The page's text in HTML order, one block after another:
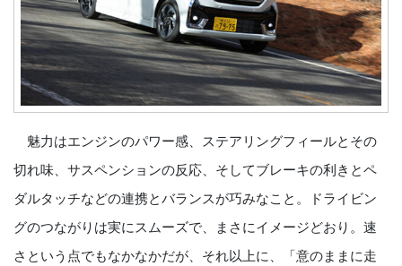
魅力はエンジンのパワー感、ステアリングフィールとその
切れ味、サスペンションの反応、そしてブレーキの利きとペ
ダルタッチなどの連携とバランスが巧みなこと。ドライビン
グのつながりは実にスムーズで、まさにイメージどおり。速
さという点でもなかなかだが、それ以上に、「意のままに走